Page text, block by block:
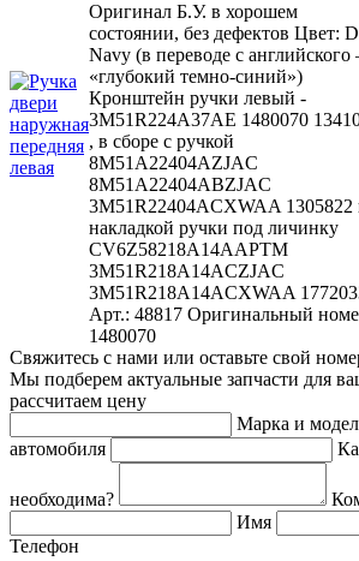
Оригинал Б.У. в хорошем
состоянии, без дефектов Цвет:
Navy (в переводе с
«глубокий темно-синий»)
Кронштейн ручки левый -
3M51R224A37AE 1480070
, в сборе с ручкой
8M51A22404AZJAC
8M51A22404ABZJAC
3M51R22404ACXWAA 1305822
накладкой ручки под личинку
CV6Z58218A14AAPTM
3M51R218A14ACZJAC
3M51R218A14ACXWAA
Арт.: 48817 Оригинальный
1480070
Свяжитесь с нами или оставьте свой
Мы подберем актуальные запчасти для
рассчитаем цену
Марка и
автомобиля
необходима?
Имя
Телефон